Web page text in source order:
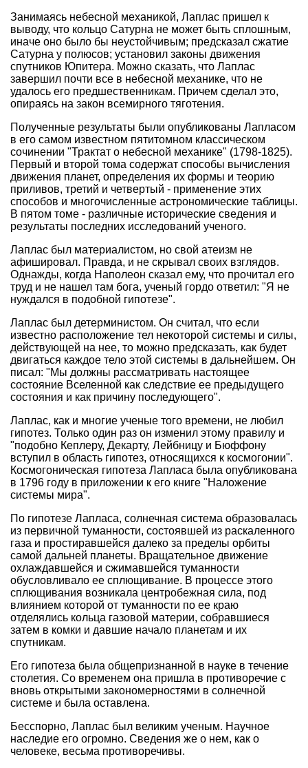
Занимаясь небесной механикой, Лаплас пришел к
выводу, что кольцо Сатурна не может быть сплошным,
иначе оно было бы неустойчивым; предсказал сжатие
Сатурна у полюсов; установил законы движения
спутников Юпитера. Можно сказать, что Лаплас
завершил почти все в небесной механике, что не
удалось его предшественникам. Причем сделал это,
опираясь на закон всемирного тяготения.
Полученные результаты были опубликованы Лапласом
в его самом известном пятитомном классическом
сочинении "Трактат о небесной механике" (1798-1825).
Первый и второй тома содержат способы вычисления
движения планет, определения их формы и теорию
приливов, третий и четвертый - применение этих
способов и многочисленные астрономические таблицы.
В пятом томе - различные исторические сведения и
результаты последних исследований ученого.
Лаплас был материалистом, но свой атеизм не
афишировал. Правда, и не скрывал своих взглядов.
Однажды, когда Наполеон сказал ему, что прочитал его
труд и не нашел там бога, ученый гордо ответил: "Я не
нуждался в подобной гипотезе".
Лаплас был детерминистом. Он считал, что если
известно расположение тел некоторой системы и силы,
действующей на нее, то можно предсказать, как будет
двигаться каждое тело этой системы в дальнейшем. Он
писал: "Мы должны рассматривать настоящее
состояние Вселенной как следствие ее предыдущего
состояния и как причину последующего".
Лаплас, как и многие ученые того времени, не любил
гипотез. Только один раз он изменил этому правилу и
"подобно Кеплеру, Декарту, Лейбницу и Бюффону
вступил в область гипотез, относящихся к космогонии".
Космогоническая гипотеза Лапласа была опубликована
в 1796 году в приложении к его книге "Наложение
системы мира".
По гипотезе Лапласа, солнечная система образовалась
из первичной туманности, состоявшей из раскаленного
газа и простиравшейся далеко за пределы орбиты
самой дальней планеты. Вращательное движение
охлаждавшейся и сжимавшейся туманности
обусловливало ее сплющивание. В процессе этого
сплющивания возникала центробежная сила, под
влиянием которой от туманности по ее краю
отделялись кольца газовой материи, собравшиеся
затем в комки и давшие начало планетам и их
спутникам.
Его гипотеза была общепризнанной в науке в течение
столетия. Со временем она пришла в противоречие с
вновь открытыми закономерностями в солнечной
системе и была оставлена.
Бесспорно, Лаплас был великим ученым. Научное
наследие его огромно. Сведения же о нем, как о
человеке, весьма противоречивы.